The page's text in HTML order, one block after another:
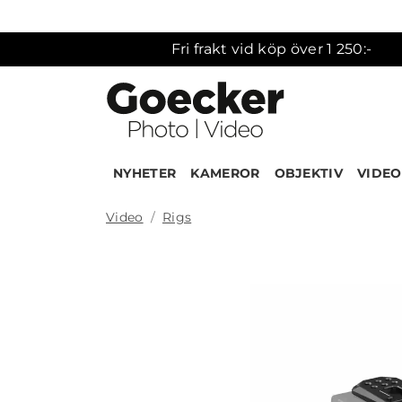
Fri frakt vid köp över 1 250:-
NYHETER KAMEROR OBJEKTIV VIDEO
Video Rigs